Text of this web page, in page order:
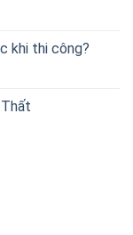
khi thi công?